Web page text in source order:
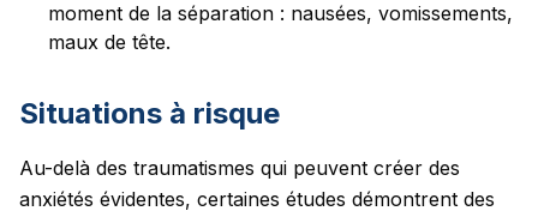
moment de la séparation : nausées, vomissements,
maux de tête.
Situations à risque
Au-delà des traumatismes qui peuvent créer des
anxiétés évidentes, certaines études démontrent des